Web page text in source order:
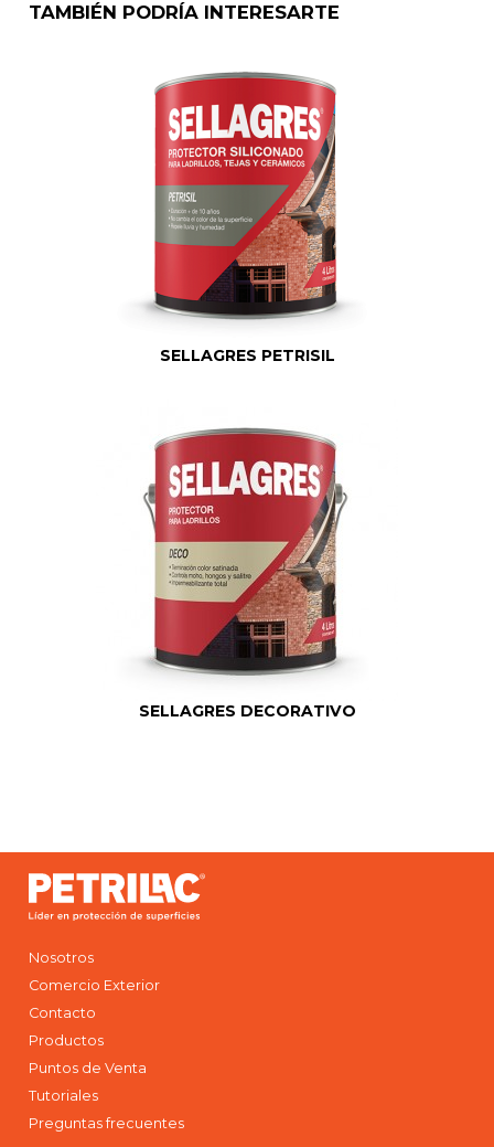
TAMBIÉN PODRÍA INTERESARTE
SELLAGRES PETRISIL
SELLAGRES DECORATIVO
Nosotros
Comercio Exterior
Contacto
Productos
Puntos de Venta
Tutoriales
Preguntas frecuentes